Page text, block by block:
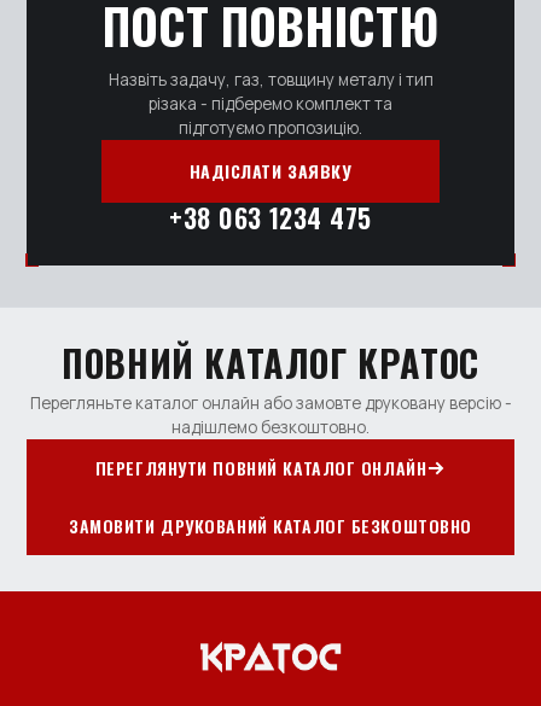
ПОСТ ПОВНІСТЮ
Назвіть задачу, газ, товщину металу і тип
різака - підберемо комплект та
підготуємо пропозицію.
НАДІСЛАТИ ЗАЯВКУ
+38 063 1234 475
ПОВНИЙ КАТАЛОГ КРАТОС
Перегляньте каталог онлайн або замовте друковану версію -
надішлемо безкоштовно.
ПЕРЕГЛЯНУТИ ПОВНИЙ КАТАЛОГ ОНЛАЙН
ЗАМОВИТИ ДРУКОВАНИЙ КАТАЛОГ БЕЗКОШТОВНО